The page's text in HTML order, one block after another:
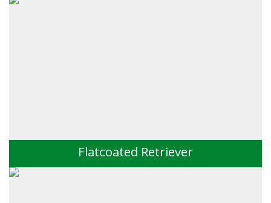
Flatcoated Retriever